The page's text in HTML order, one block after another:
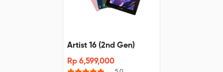
Artist 16 (2nd Gen)
Rp 6,599,000